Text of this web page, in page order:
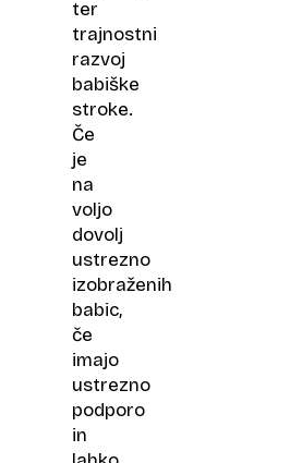
ter
trajnostni
razvoj
babiške
stroke.
Če
je
na
voljo
dovolj
ustrezno
izobraženih
babic,
če
imajo
ustrezno
podporo
in